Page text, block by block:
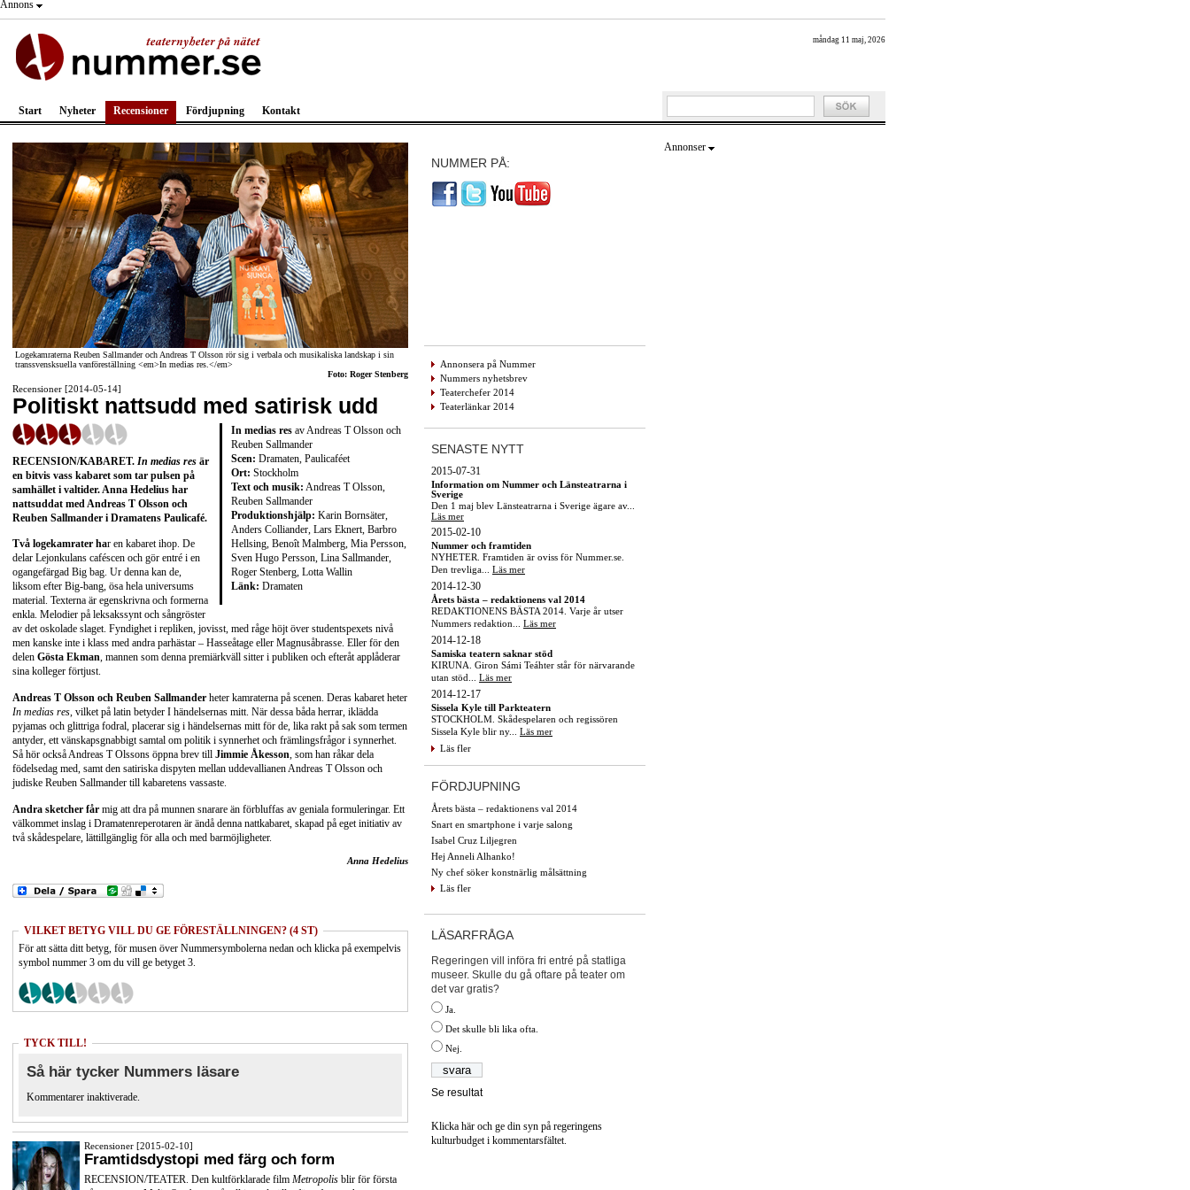
Annons
måndag 11 maj, 2026
Start Nyheter Recensioner Fördjupning Kontakt
Logekamraterna Reuben Sallmander och Andreas T Olsson rör sig i verbala och musikaliska landskap i sin
transsvensksuella vanföreställning <em>In medias res.</em>
Foto: Roger Stenberg
Recensioner [2014-05-14]
Politiskt nattsudd med satirisk udd
In medias res av Andreas T Olsson och
Reuben Sallmander
Scen: Dramaten, Paulicaféet
Ort: Stockholm
Text och musik: Andreas T Olsson,
Reuben Sallmander
Produktionshjälp: Karin Bornsäter,
Anders Colliander, Lars Eknert, Barbro
Hellsing, Benoît Malmberg, Mia Persson,
Sven Hugo Persson, Lina Sallmander,
Roger Stenberg, Lotta Wallin
Länk: Dramaten
RECENSION/KABARET. In medias res är
en bitvis vass kabaret som tar pulsen på
samhället i valtider. Anna Hedelius har
nattsuddat med Andreas T Olsson och
Reuben Sallmander i Dramatens Paulicafé.
Två logekamrater har en kabaret ihop. De
delar Lejonkulans caféscen och gör entré i en
ogangefärgad Big bag. Ur denna kan de,
liksom efter Big-bang, ösa hela universums
material. Texterna är egenskrivna och formerna
enkla. Melodier på leksakssynt och sångröster
av det oskolade slaget. Fyndighet i repliken, jovisst, med råge höjt över studentspexets nivå
men kanske inte i klass med andra parhästar – Hasseåtage eller Magnusåbrasse. Eller för den
delen Gösta Ekman, mannen som denna premiärkväll sitter i publiken och efteråt applåderar
sina kolleger förtjust.
Andreas T Olsson och Reuben Sallmander heter kamraterna på scenen. Deras kabaret heter
In medias res, vilket på latin betyder I händelsernas mitt. När dessa båda herrar, iklädda
pyjamas och glittriga fodral, placerar sig i händelsernas mitt för de, lika rakt på sak som termen
antyder, ett vänskapsgnabbigt samtal om politik i synnerhet och främlingsfrågor i synnerhet.
Så hör också Andreas T Olssons öppna brev till Jimmie Åkesson, som han råkar dela
födelsedag med, samt den satiriska dispyten mellan uddevallianen Andreas T Olsson och
judiske Reuben Sallmander till kabaretens vassaste.
Andra sketcher får mig att dra på munnen snarare än förbluffas av geniala formuleringar. Ett
välkommet inslag i Dramatenreperotaren är ändå denna nattkabaret, skapad på eget initiativ av
två skådespelare, lättillgänglig för alla och med barmöjligheter.
Anna Hedelius
VILKET BETYG VILL DU GE FÖRESTÄLLNINGEN? (4 ST)
För att sätta ditt betyg, för musen över Nummersymbolerna nedan och klicka på exempelvis
symbol nummer 3 om du vill ge betyget 3.
TYCK TILL!
Så här tycker Nummers läsare
Kommentarer inaktiverade.
Recensioner [2015-02-10]
Framtidsdystopi med färg och form
RECENSION/TEATER. Den kultförklarade film Metropolis blir för första
NUMMER PÅ:
Annonsera på Nummer
Nummers nyhetsbrev
Teaterchefer 2014
Teaterlänkar 2014
SENASTE NYTT
2015-07-31
Information om Nummer och Länsteatrarna i
Sverige
Den 1 maj blev Länsteatrarna i Sverige ägare av...
Läs mer
2015-02-10
Nummer och framtiden
NYHETER. Framtiden är oviss för Nummer.se.
Den trevliga... Läs mer
2014-12-30
Årets bästa – redaktionens val 2014
REDAKTIONENS BÄSTA 2014. Varje år utser
Nummers redaktion... Läs mer
2014-12-18
Samiska teatern saknar stöd
KIRUNA. Giron Sámi Teáhter står för närvarande
utan stöd... Läs mer
2014-12-17
Sissela Kyle till Parkteatern
STOCKHOLM. Skådespelaren och regissören
Sissela Kyle blir ny... Läs mer
Läs fler
FÖRDJUPNING
Årets bästa – redaktionens val 2014
Snart en smartphone i varje salong
Isabel Cruz Liljegren
Hej Anneli Alhanko!
Ny chef söker konstnärlig målsättning
Läs fler
LÄSARFRÅGA
Regeringen vill införa fri entré på statliga
museer. Skulle du gå oftare på teater om
det var gratis?
Ja.
Det skulle bli lika ofta.
Nej.
Se resultat
Klicka här och ge din syn på regeringens
kulturbudget i kommentarsfältet.
Annonser